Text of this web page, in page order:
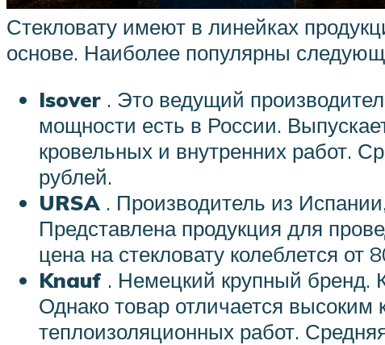
Стекловату имеют в линейках
основе. Наиболее популярны
Isover . Это ведущий
мощности есть в России.
кровельных и внутренних работ.
рублей.
URSA . Производитель из
Представлена продукция для
цена на стекловату колеблется от
Knauf . Немецкий крупный бренд.
Однако товар отличается
теплоизоляционных работ.